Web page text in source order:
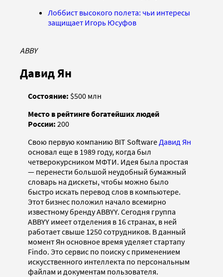
Лоббист высокого полета: чьи интересы
защищает Игорь Юсуфов
ABBY
Давид Ян
Состояние: $500 млн
Место в рейтинге богатейших людей
России: 200
Свою первую компанию BIT Software Давид Ян
основал еще в 1989 году, когда был
четверокурсником МФТИ. Идея была простая
— перенести большой неудобный бумажный
словарь на дискеты, чтобы можно было
быстро искать перевод слов в компьютере.
Этот бизнес положил начало всемирно
известному бренду ABBYY. Сегодня группа
ABBYY имеет отделения в 16 странах, в ней
работает свыше 1250 сотрудников. В данный
момент Ян основное время уделяет стартапу
Findo. Это сервис по поиску с применением
искусственного интеллекта по персональным
файлам и документам пользователя.